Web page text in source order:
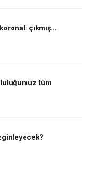
çıkmış…
tüm